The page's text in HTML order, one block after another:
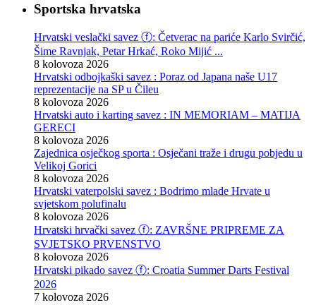
Sportska hrvatska
Hrvatski veslački savez ⓕ: Četverac na pariće Karlo Svirčić,
Šime Ravnjak, Petar Hrkać, Roko Mijić ...
8 kolovoza 2026
Hrvatski odbojkaški savez : Poraz od Japana naše U17
reprezentacije na SP u Čileu
8 kolovoza 2026
Hrvatski auto i karting savez : IN MEMORIAM – MATIJA
GERECI
8 kolovoza 2026
Zajednica osječkog sporta : Osječani traže i drugu pobjedu u
Velikoj Gorici
8 kolovoza 2026
Hrvatski vaterpolski savez : Bodrimo mlade Hrvate u
svjetskom polufinalu
8 kolovoza 2026
Hrvatski hrvački savez ⓕ: ZAVRŠNE PRIPREME ZA
SVJETSKO PRVENSTVO
8 kolovoza 2026
Hrvatski pikado savez ⓕ: Croatia Summer Darts Festival
2026
7 kolovoza 2026